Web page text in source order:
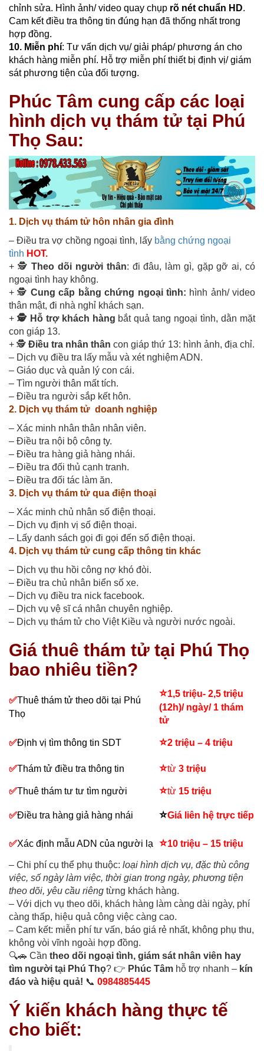
chỉnh sửa. Hình ảnh/ video quay chụp rõ nét chuẩn HD.
Cam kết điều tra thông tin đúng hạn đã thống nhất trong
hợp đồng.
10. Miễn phí: Tư vấn dịch vụ/ giải pháp/ phương án cho
khách hàng miễn phí. Hỗ trợ miễn phí thiết bị định vị/ giám
sát phương tiện của đối tượng.
Phúc Tâm cung cấp các loại
hình dịch vụ thám tử tại Phú
Thọ Sau:
1. Dịch vụ thám tử hôn nhân gia đình
– Điều tra vợ chồng ngoại tình, lấy bằng chứng ngoại
tình HOT.
+ 🕵️Theo dõi người thân: đi đâu, làm gì, gặp gỡ ai, có
ngoại tình hay không.
+ 🕵️Cung cấp bằng chứng ngoại tình: hình ảnh/ video
thân mật, đi nhà nghỉ khách sạn.
+ 🕵️ Hỗ trợ khách hàng bắt quả tang ngoại tình, dằn mặt
con giáp 13.
+ 🕵️ Điều tra nhân thân con giáp thứ 13: hình ảnh, địa chỉ.
– Dịch vụ điều tra lấy mẫu và xét nghiệm ADN.
– Giáo dục và quản lý con cái.
– Tìm người thân mất tích.
– Điều tra người sắp kết hôn.
2. Dịch vụ thám tử doanh nghiệp
– Xác minh nhân thân nhân viên.
– Điều tra nội bộ công ty.
– Điều tra hàng giả hàng nhái.
– Điều tra đối thủ cạnh tranh.
– Điều tra đối tác làm ăn.
3. Dịch vụ thám tử qua điện thoại
– Xác minh chủ nhân số điện thoại.
– Dịch vụ định vị số điện thoại.
– Lấy danh sách gọi đi gọi đến số điện thoại.
4. Dịch vụ thám tử cung cấp thông tin khác
– Dịch vụ thu hồi công nợ khó đòi.
– Điều tra chủ nhân biển số xe.
– Dịch vụ điều tra nick facebook.
– Dịch vụ vệ sĩ cá nhân chuyên nghiệp.
– Dịch vụ thám tử cho Việt Kiều và người nước ngoài.
Giá thuê thám tử tại Phú Thọ
bao nhiêu tiền?
✅Thuê thám tử theo dõi tại Phú
Thọ
⭐1,5 triệu- 2,5 triệu
(12h)/ ngày/ 1 thám
tử
✅Định vị tìm thông tin SDT ⭐2 triệu – 4 triệu
✅Thám tử điều tra thông tin ⭐từ 3 triệu
✅Thuê thám tư tư tìm người ⭐từ 15 triệu
✅Điều tra hàng giả hàng nhái ⭐Giá liên hệ trực tiếp
✅Xác định mẫu ADN của người lạ ⭐10 triệu – 15 triệu
– Chi phí cụ thể phụ thuộc: loại hình dịch vụ, đặc thù công
việc, số ngày làm việc, thời gian trong ngày, phương tiện
theo dõi, yêu cầu riêng từng khách hàng.
– Với dịch vụ theo dõi, khách hàng làm càng dài ngày, phí
càng thấp, hiệu quả công việc càng cao.
– Cam kết: miễn phí tư vấn, báo giá rẻ nhất, không phụ thu,
không vòi vĩnh ngoài hợp đồng.
🔍🚗 Cần theo dõi ngoại tình, giám sát nhân viên hay
tìm người tại Phú Thọ? 👉 Phúc Tâm hỗ trợ nhanh – kín
đáo và hiệu quả! 📞 0984885445
Ý kiến khách hàng thực tế
cho biết: